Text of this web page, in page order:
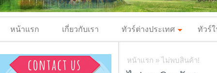
หน้าแรก เกี่ยวกับเรา ทัวร์ต่างประเทศ ทัวร์
หน้าแรก » ไม่พบสินค้า!